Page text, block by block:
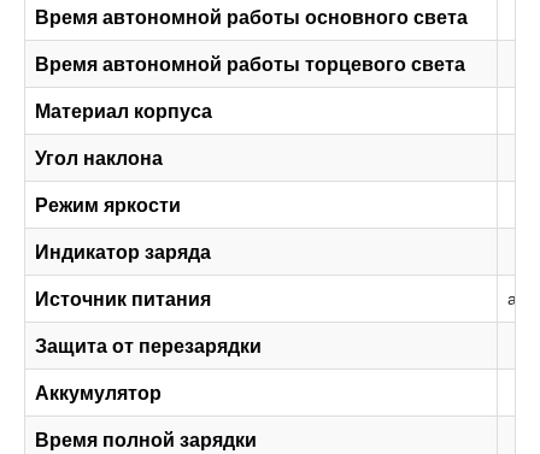
Время автономной работы основного света
Время автономной работы торцевого света
Материал корпуса
Угол наклона
Режим яркости
Индикатор заряда
Источник питания
Защита от перезарядки
Аккумулятор
Время полной зарядки